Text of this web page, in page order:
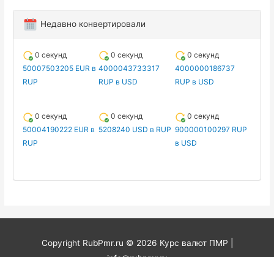
Недавно конвертировали
0 секунд
50007503205 EUR в
RUP
0 секунд
4000043733317
RUP в USD
0 секунд
4000000186737
RUP в USD
0 секунд
50004190222 EUR в
RUP
0 секунд
5208240 USD в RUP
0 секунд
900000100297 RUP
в USD
Copyright RubPmr.ru © 2026 Курс валют ПМР